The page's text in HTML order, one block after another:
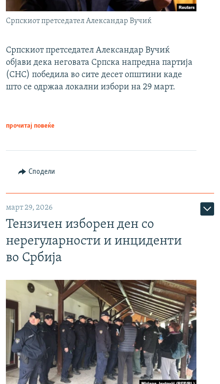
Српскиот претседател Александар Вучиќ
Српскиот претседател Александар Вучиќ
објави дека неговата Српска напредна партија
(СНС) победила во сите десет општини каде
што се одржаа локални избори на 29 март.
прочитај повеќе
Сподели
март 29, 2026
Тензичен изборен ден со
нерегуларности и инциденти
во Србија